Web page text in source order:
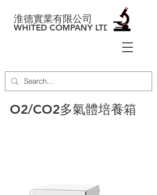
淮德實業有限公司
WHITED COMPANY LTD
O2/CO2多氣體培養箱